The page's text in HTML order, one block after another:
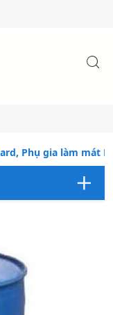
Phụ gia làm mát